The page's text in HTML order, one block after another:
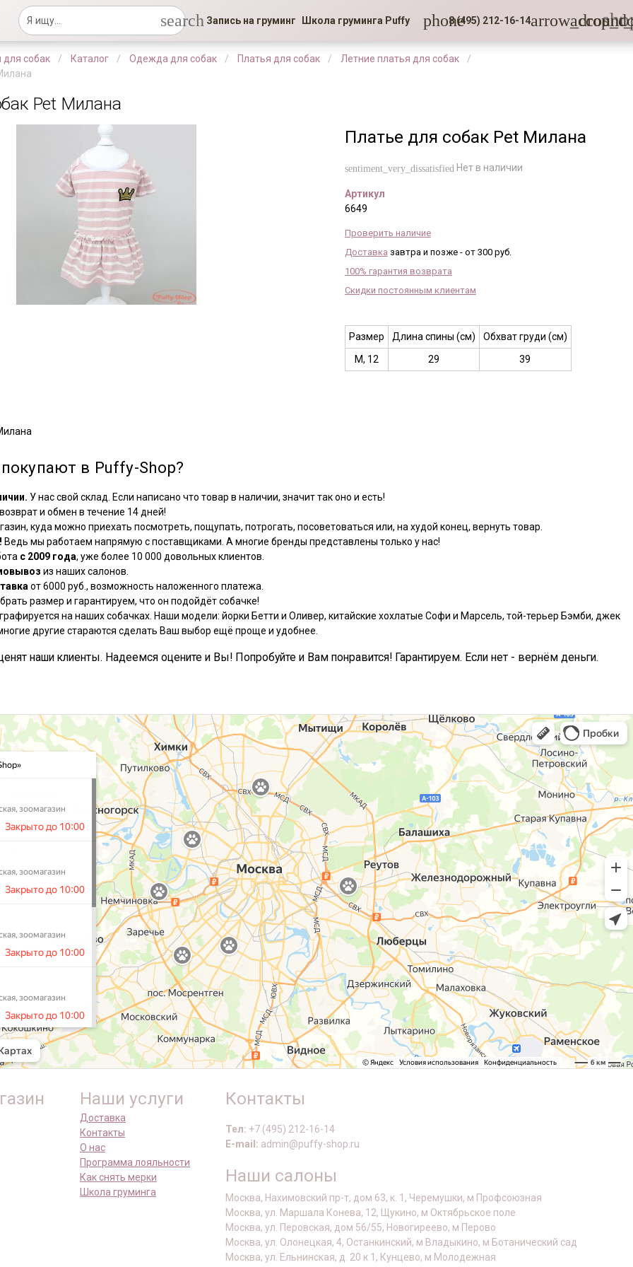
search Запись на груминг Школа груминга Puffy phone8 (495) 212-16-14
для собак Каталог Одежда для собак Платья для собак
Летние платья для собак
Pet Милана
Платье для собак Pet Милана
sentiment_very_dissatisfied Нет в наличии
Артикул
6649
Проверить наличие
Доставка завтра и позже - от 300 руб.
100% гарантия возврата
Скидки постоянным клиентам
Размер Длина спины (см)
Обхват груди (см)
M, 12
29 39
в Puffy-Shop?
У нас свой склад. Если написано что товар в наличии, значит так оно и есть!
и обмен в течение 14 дней!
куда можно приехать посмотреть, пощупать, потрогать, посоветоваться или, на худой конец, вернуть товар.
Ведь мы работаем напрямую с поставщиками. А многие бренды представлены только у нас!
с 2009 года, уже более 10 000 довольных клиентов.
из наших салонов.
от 6000 руб., возможность наложенного платежа.
размер и гарантируем, что он подойдёт собачке!
на наших собачках. Наши модели: йорки Бетти и Оливер, китайские хохлатые Софи и Марсель, той-терьер Бэмби, джек
другие стараются сделать Ваш выбор ещё проще и удобнее.
наши клиенты. Надеемся оцените и Вы! Попробуйте и Вам понравится! Гарантируем. Если нет - вернём деньги.
Наши услуги
Доставка
Контакты
О нас
Программа лояльности
Как снять мерки
Школа груминга
Контакты
Тел: +7 (495) 212-16-14
E-mail: admin@puffy-shop.ru
Наши салоны
Москва, Нахимовский пр-т, дом 63, к. 1, Черемушки, м Профсоюзная
Москва, ул. Маршала Конева, 12, Щукино, м Октябрьское поле
Москва, ул. Перовская, дом 56/55, Новогиреево, м Перово
Москва, ул. Олонецкая, 4, Останкинский, м Владыкино, м Ботанический сад
Москва, ул. Ельнинская, д. 20 к 1, Кунцево, м Молодежная